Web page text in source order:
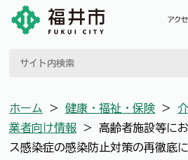
ホーム ＞ 健康・福祉・保険 ＞
業者向け情報 ＞ 高齢者施設等に
ス感染症の感染防止対策の再徹底